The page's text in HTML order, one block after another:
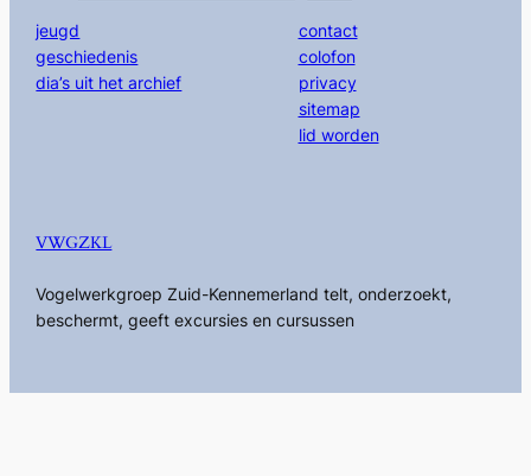
jeugd
geschiedenis
dia’s uit het archief
contact
colofon
privacy
sitemap
lid worden
VWGZKL
Vogelwerkgroep Zuid-Kennemerland telt, onderzoekt,
beschermt, geeft excursies en cursussen